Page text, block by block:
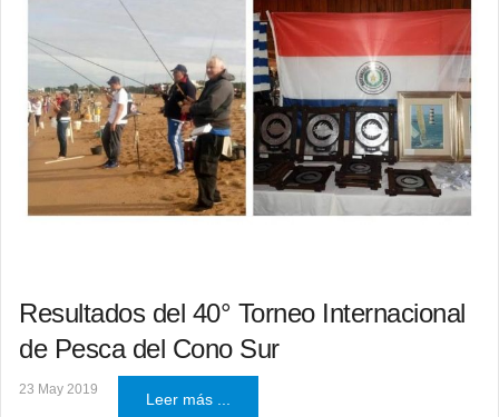
Resultados del 40° Torneo Internacional
de Pesca del Cono Sur
23 May 2019
Leer más ...